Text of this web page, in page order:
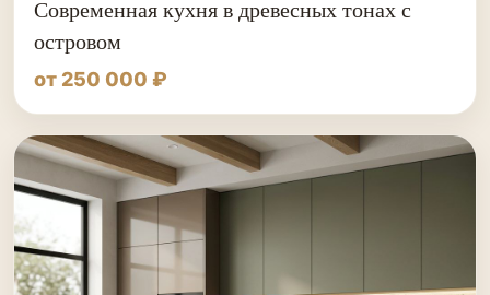
Современная кухня в древесных тонах с
островом
от 250 000 ₽